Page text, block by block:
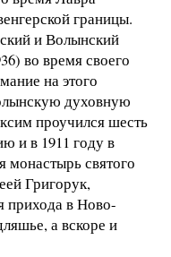
границы.
и Волынский
во время своего
на этого
духовную
проучился шесть
и в 1911 году в
монастырь святого
Григорук,
прихода в Ново-
а вскоре и